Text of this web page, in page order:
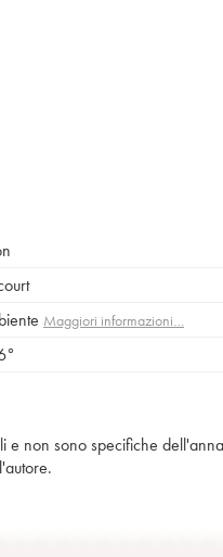
Maggiori informazioni…
e non sono specifiche